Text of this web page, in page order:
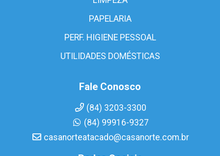
PAPELARIA
PERF. HIGIENE PESSOAL
UTILIDADES DOMÉSTICAS
Fale Conosco
(84) 3203-3300
(84) 99916-9327
casanorteatacado@casanorte.com.br